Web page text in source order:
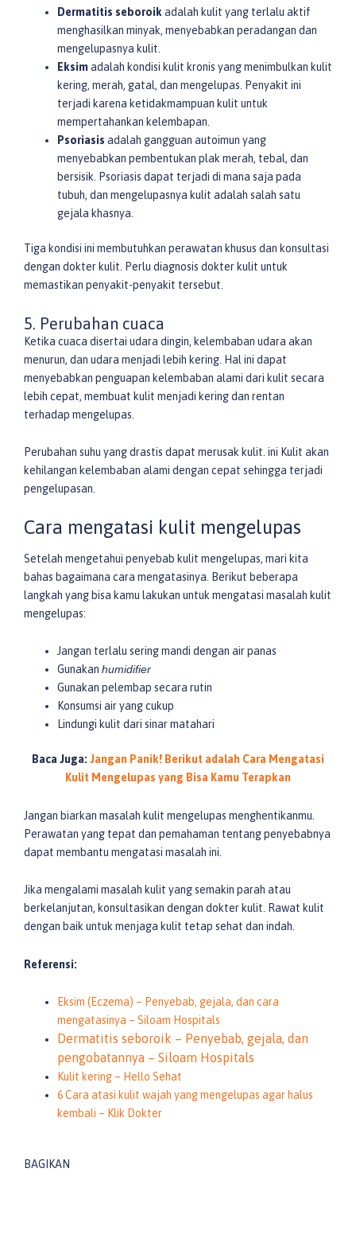
Dermatitis seboroikadalah kulit yang terlalu aktif
menghasilkan minyak, menyebabkan peradangan dan
mengelupasnya kulit.
Eksimadalah kondisi kulit kronis yang menimbulkan kulit
kering, merah, gatal, dan mengelupas. Penyakit ini
terjadi karena ketidakmampuan kulit untuk
mempertahankan kelembapan.
Psoriasis adalah gangguan autoimun yang
menyebabkan pembentukan plak merah, tebal, dan
bersisik. Psoriasis dapat terjadi di mana saja pada
tubuh, dan mengelupasnya kulit adalah salah satu
gejala khasnya.
Tiga kondisi ini membutuhkan perawatan khusus dan konsultasi
dengan dokter kulit. Perlu diagnosis dokter kulit untuk
memastikan penyakit-penyakit tersebut.
5. Perubahan cuaca
Ketika cuaca disertai udara dingin, kelembaban udara akan
menurun, dan udara menjadi lebih kering. Hal ini dapat
menyebabkan penguapan kelembaban alami dari kulit secara
lebih cepat, membuat kulit menjadi kering dan rentan
terhadap mengelupas.
Perubahan suhu yang drastis dapat merusak kulit. ini Kulit akan
kehilangan kelembaban alami dengan cepat sehingga terjadi
pengelupasan.
Cara mengatasi kulit mengelupas
Setelah mengetahui penyebab kulit mengelupas, mari kita
bahas bagaimana cara mengatasinya. Berikut beberapa
langkah yang bisa kamu lakukan untuk mengatasi masalah kulit
mengelupas:
Jangan terlalu sering mandi dengan air panas
Gunakan humidifier
Gunakan pelembap secara rutin
Konsumsi air yang cukup
Lindungi kulit dari sinar matahari
Baca Juga: Jangan Panik! Berikut adalah Cara Mengatasi
Kulit Mengelupas yang Bisa Kamu Terapkan
Jangan biarkan masalah kulit mengelupas menghentikanmu.
Perawatan yang tepat dan pemahaman tentang penyebabnya
dapat membantu mengatasi masalah ini.
Jika mengalami masalah kulit yang semakin parah atau
berkelanjutan, konsultasikan dengan dokter kulit. Rawat kulit
dengan baik untuk menjaga kulit tetap sehat dan indah.
Referensi:
Eksim (Eczema) – Penyebab, gejala, dan cara
mengatasinya – Siloam Hospitals
Dermatitis seboroik – Penyebab, gejala, dan
pengobatannya – Siloam Hospitals
Kulit kering – Hello Sehat
6 Cara atasi kulit wajah yang mengelupas agar halus
kembali – Klik Dokter
BAGIKAN